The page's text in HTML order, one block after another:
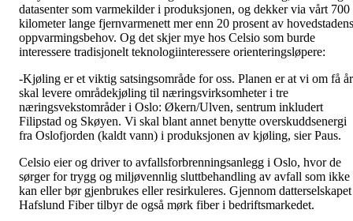
datasenter som varmekilder i produksjonen, og dekker via vårt 700
kilometer lange fjernvarmenett mer enn 20 prosent av hovedstadens
oppvarmingsbehov. Og det skjer mye hos Celsio som burde
interessere tradisjonelt teknologiinteressere orienteringsløpere:
-Kjøling er et viktig satsingsområde for oss. Planen er at vi om få år
skal levere områdekjøling til næringsvirksomheter i tre
næringsvekstområder i Oslo: Økern/Ulven, sentrum inkludert
Filipstad og Skøyen. Vi skal blant annet benytte overskuddsenergi
fra Oslofjorden (kaldt vann) i produksjonen av kjøling, sier Paus.
Celsio eier og driver to avfallsforbrenningsanlegg i Oslo, hvor de
sørger for trygg og miljøvennlig sluttbehandling av avfall som ikke
kan eller bør gjenbrukes eller resirkuleres. Gjennom datterselskapet
Hafslund Fiber tilbyr de også mørk fiber i bedriftsmarkedet.